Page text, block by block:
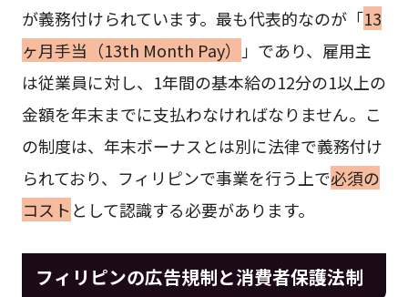
が義務付けられています。最も代表的なのが「13
ヶ月手当（13th Month Pay）
」であり、雇用主
は従業員に対し、1年間の基本給の12分の1以上の
金額を年末までに支払わなければなりません。こ
の制度は、年末ボーナスとは別に法律で義務付け
られており、フィリピンで事業を行う上で必須の
コスト として認識する必要があります。
フィリピンの広告規制と消費者保護法制